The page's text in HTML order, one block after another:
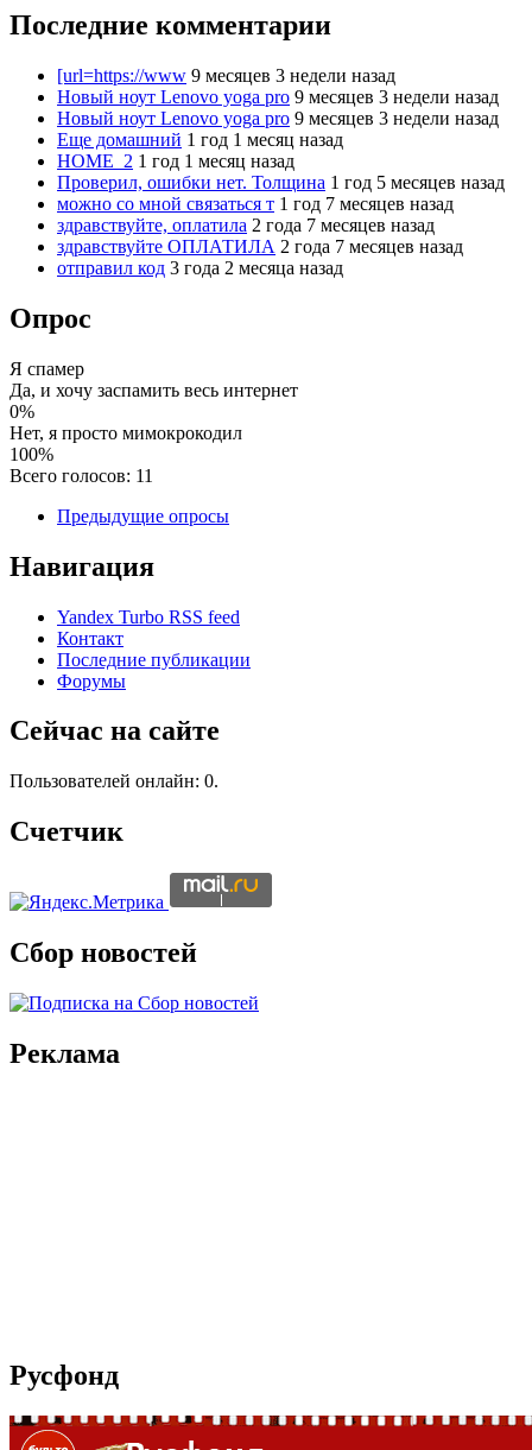
Последние комментарии
[url=https://www 9 месяцев 3 недели назад
Новый ноут Lenovo yoga pro 9 месяцев 3 недели назад
Новый ноут Lenovo yoga pro 9 месяцев 3 недели назад
Еще домашний 1 год 1 месяц назад
HOME_2 1 год 1 месяц назад
Проверил, ошибки нет. Толщина 1 год 5 месяцев назад
можно со мной связаться т 1 год 7 месяцев назад
здравствуйте, оплатила 2 года 7 месяцев назад
здравствуйте ОПЛАТИЛА 2 года 7 месяцев назад
отправил код 3 года 2 месяца назад
Опрос
Я спамер
Да, и хочу заспамить весь интернет
0%
Нет, я просто мимокрокодил
100%
Всего голосов: 11
Предыдущие опросы
Навигация
Yandex Turbo RSS feed
Контакт
Последние публикации
Форумы
Сейчас на сайте
Пользователей онлайн: 0.
Счетчик
Сбор новостей
Реклама
Русфонд